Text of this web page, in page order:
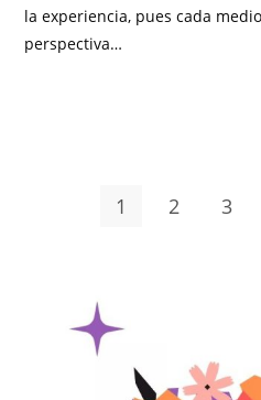
la experiencia, pues cada
perspectiva…
1 2 3